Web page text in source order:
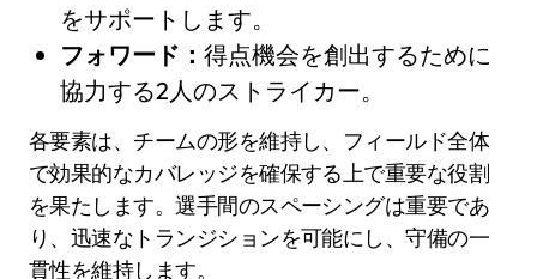
をサポートします。
フォワード： 得点機会を創出するために
協力する2人のストライカー。
各要素は、チームの形を維持し、フィールド全体
で効果的なカバレッジを確保する上で重要な役割
を果たします。選手間のスペーシングは重要であ
り、迅速なトランジションを可能にし、守備の一
貫性を維持します。